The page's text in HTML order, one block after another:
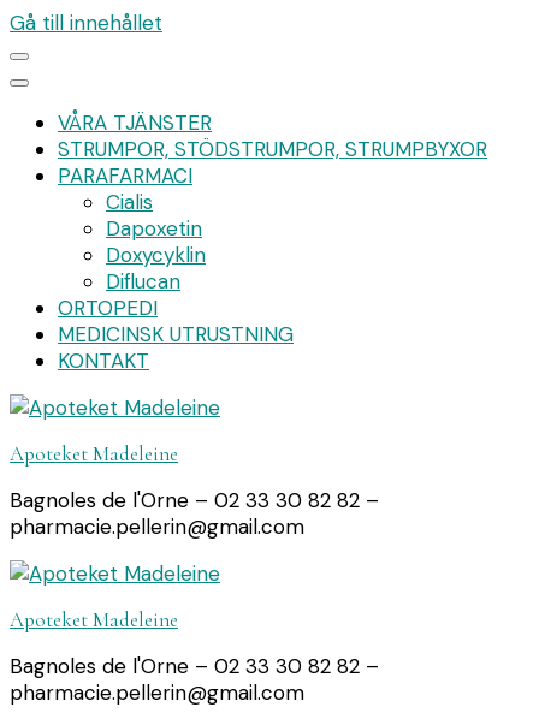
Gå till innehållet
VÅRA TJÄNSTER
STRUMPOR, STÖDSTRUMPOR, STRUMPBYXOR
PARAFARMACI
Cialis
Dapoxetin
Doxycyklin
Diflucan
ORTOPEDI
MEDICINSK UTRUSTNING
KONTAKT
Apoteket Madeleine
Bagnoles de l'Orne – 02 33 30 82 82 –
pharmacie.pellerin@gmail.com
Apoteket Madeleine
Bagnoles de l'Orne – 02 33 30 82 82 –
pharmacie.pellerin@gmail.com